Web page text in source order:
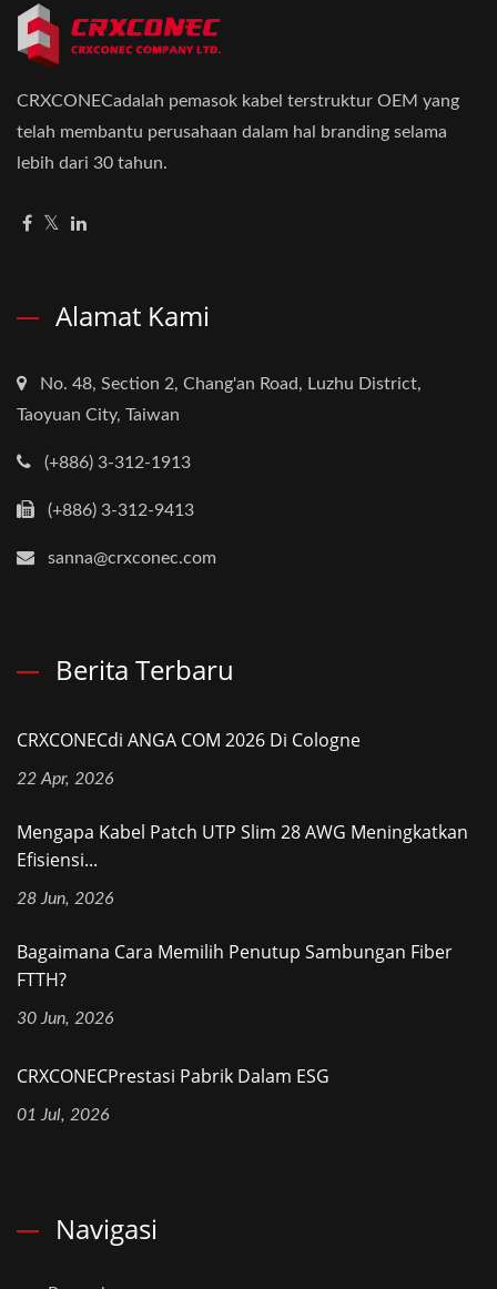
CRXCONECadalah pemasok kabel terstruktur OEM yang
telah membantu perusahaan dalam hal branding selama
lebih dari 30 tahun.
Alamat Kami
No. 48, Section 2, Chang'an Road, Luzhu District,
Taoyuan City, Taiwan
(+886) 3-312-1913
(+886) 3-312-9413
sanna@crxconec.com
Berita Terbaru
CRXCONECdi ANGA COM 2026 Di Cologne
22 Apr, 2026
Mengapa Kabel Patch UTP Slim 28 AWG Meningkatkan
Efisiensi...
28 Jun, 2026
Bagaimana Cara Memilih Penutup Sambungan Fiber
FTTH?
30 Jun, 2026
CRXCONECPrestasi Pabrik Dalam ESG
01 Jul, 2026
Navigasi